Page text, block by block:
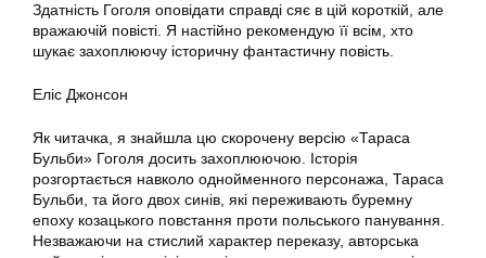
Здатність Гоголя оповідати справді сяє в цій короткій, але
вражаючій повісті. Я настійно рекомендую її всім, хто
шукає захоплюючу історичну фантастичну повість.
Еліс Джонсон
Як читачка, я знайшла цю скорочену версію «Тараса
Бульби» Гоголя досить захоплюючою. Історія
розгортається навколо однойменного персонажа, Тараса
Бульби, та його двох синів, які переживають буремну
епоху козацького повстання проти польського панування.
Незважаючи на стислий характер переказу, авторська